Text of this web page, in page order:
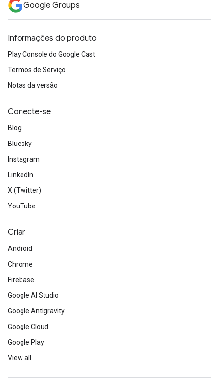
Google Groups
Informações do produto
Play Console do Google Cast
Termos de Serviço
Notas da versão
Conecte-se
Blog
Bluesky
Instagram
LinkedIn
X (Twitter)
YouTube
Criar
Android
Chrome
Firebase
Google AI Studio
Google Antigravity
Google Cloud
Google Play
View all